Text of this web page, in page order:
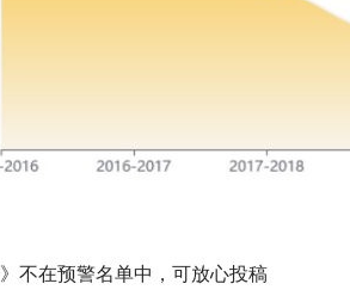
》不在预警名单中，可放心投稿